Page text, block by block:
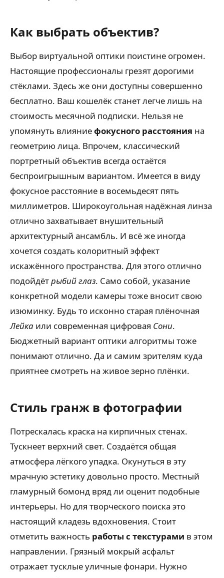
Как выбрать объектив?
Выбор виртуальной оптики поистине огромен.
Настоящие профессионалы грезят дорогими
стёклами. Здесь же они доступны совершенно
бесплатно. Ваш кошелёк станет легче лишь на
стоимость месячной подписки. Нельзя не
упомянуть влияниефокусного расстояния на
геометрию лица. Впрочем, классический
портретный объектив всегда остаётся
беспроигрышным вариантом. Имеется в виду
фокусное расстояние в восемьдесят пять
миллиметров. Широкоугольная надёжная линза
отлично захватывает внушительный
архитектурный ансамбль. И всё же иногда
хочется создать колоритный эффект
искажённого пространства. Для этого отлично
подойдётрыбий глаз. Само собой, указание
конкретной модели камеры тоже вносит свою
изюминку. Будь то исконно старая плёночная
Лейка или современная цифровая Сони.
Бюджетный вариант оптики алгоритмы тоже
понимают отлично. Да и самим зрителям куда
приятнее смотреть на живое зерно плёнки.
Стиль гранж в фотографии
Потрескалась краска на кирпичных стенах.
Тускнеет верхний свет. Создаётся общая
атмосфера лёгкого упадка. Окунуться в эту
мрачную эстетику довольно просто. Местный
гламурный бомонд вряд ли оценит подобные
интерьеры. Но для творческого поиска это
настоящий кладезь вдохновения. Стоит
отметить важность работы с текстурами в этом
направлении. Грязный мокрый асфальт
отражает тусклые уличные фонари. Нужно